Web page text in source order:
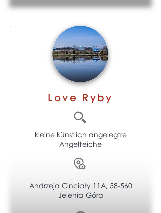
Love Ryby
kleine künstlich angelegtre
Angelteiche
Andrzeja Cinciały 11A, 58-560
Jelenia Góra